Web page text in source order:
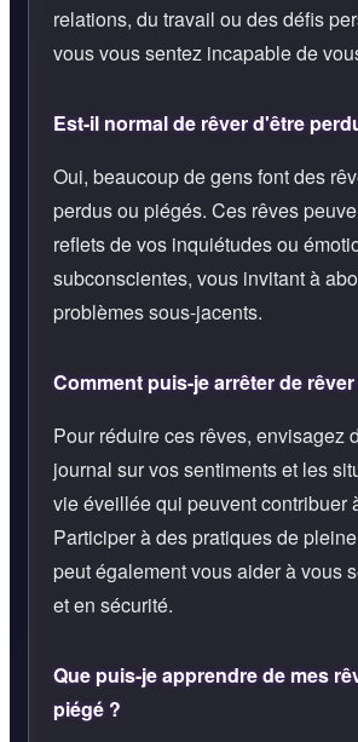
relations, du travail ou des défis
vous vous sentez incapable de
Est-il normal de rêver d'être
Oui, beaucoup de gens font des
perdus ou piégés. Ces rêves
reflets de vos inquiétudes ou
subconscientes, vous invitant à
problèmes sous-jacents.
Comment puis-je arrêter de
Pour réduire ces rêves, envisagez
journal sur vos sentiments et les
vie éveillée qui peuvent contribuer
Participer à des pratiques de
peut également vous aider à vous
et en sécurité.
Que puis-je apprendre de mes
piégé ?